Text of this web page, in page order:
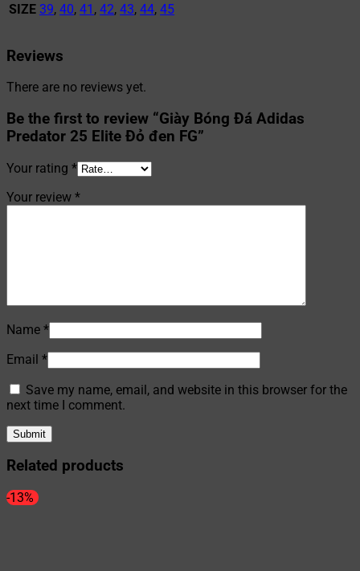
SIZE 39, 40, 41 , 42, 43, 44, 45
Reviews
There are no reviews yet.
Be the first to review “Giày Bóng Đá Adidas
Predator 25 Elite Đỏ đen FG”
Your rating *
Your review *
Name *
Email *
Save my name, email, and website in this browser for the
next time I comment.
Related products
-13%